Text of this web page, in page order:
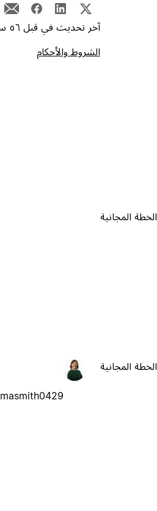
آخر تحديث في قبل ٥٦ سنة
الشروط والأحكام
الخطة المجانية
الخطة المجانية
masmith0429